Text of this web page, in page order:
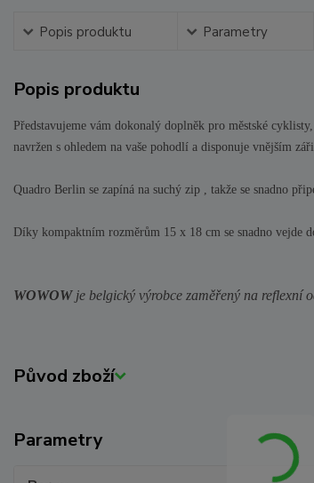
Popis produktu Parametry
Popis produktu
Představujeme vám dokonalý doplněk pro městské
navržen s ohledem na vaše pohodlí a disponuje vnějším
Quadro Berlin se zapíná na suchý zip , takže se snadno
Díky kompaktním rozměrům 15 x 18 cm se snadno vejde
WOWOWje belgický výrobce zaměřený na reflexní
Původ zboží
Parametry